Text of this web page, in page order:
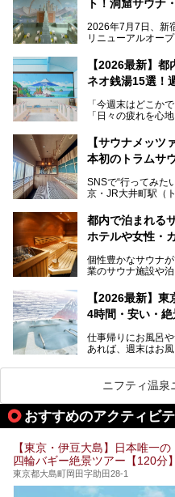
ト！洞窟サウナ
2026年7月7日、新
リニューアルオー
レトロでノスタル
を知る地元の人に
る、今の時代の"銭
ビアバーなど、新
す。充実した設備
【2026最新】
ネオ銭湯15選！
「今週末はどこか
「日々の疲れを心
となっている新し
最近、SNSやメデ
本記事では、そも
いおしゃれな名店
します。
【サウナメッツ
本初のトラムサ
SNSで“行ってみた
京・JR大井町駅（
ツァ大井町トラッ
ポ―トします。
都内で泊まれる
ホテルや女性・
個性豊かなサウナ
業のサウナ施設や
を旅の目的とする
ど、自分の好きな
魅力です。
最近では、男性専
い個室サウナも増
ら、特におすすめ
してみてください。
【2026最新】
4時間・安い・
仕事帰りにお風呂
あれば、週末はお
また、終電を逃し
る場所があれば」
しょうか。
そこで本記事では
24時間営業で宿泊
い施設、デートや
が充実した施設な
ださい。
ニフティ温泉
おすすめのアクティビ
【東京・伊豆大島】日本唯一
四輪バギー絶景ツアー【120分】
東京都大島町岡田字助田28-1